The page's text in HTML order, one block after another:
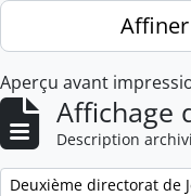
Skip to main content
Aperçu avant
Affichage
Description
Remove filter:
Deuxième directorat de